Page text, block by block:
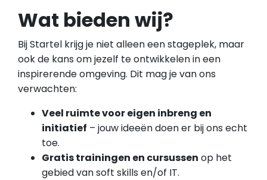
Wat bieden wij?
Bij Startel krijg je niet alleen een stageplek, maar
ook de kans om jezelf te ontwikkelen in een
inspirerende omgeving. Dit mag je van ons
verwachten:
Veel ruimte voor eigen inbreng en
initiatief – jouw ideeën doen er bij ons echt
toe.
Gratis trainingen en cursussen op het
gebied van soft skills en/of IT.